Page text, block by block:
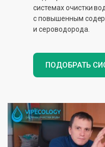
системах очистки
с повышенным
и сероводорода.
ПОДОБРАТЬ